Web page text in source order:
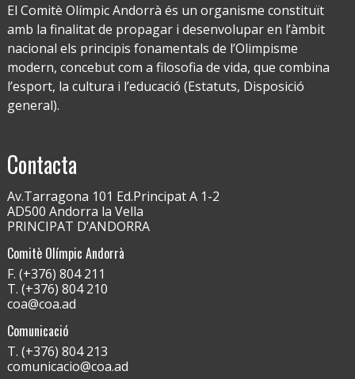
El Comitè Olímpic Andorrà és un organisme constituït
amb la finalitat de propagar i desenvolupar en l’àmbit
nacional els principis fonamentals de l’Olimpisme
modern, concebut com a filosofia de vida, que combina
l’esport, la cultura i l’educació (Estatuts, Disposició
general).
Contacta
Av.Tarragona 101 Ed.Principat A 1-2
AD500 Andorra la Vella
PRINCIPAT D’ANDORRA
Comitè Olímpic Andorrà
F. (+376) 804 211
T. (+376) 804 210
coa@coa.ad
Comunicació
T. (+376) 804 213
comunicacio@coa.ad